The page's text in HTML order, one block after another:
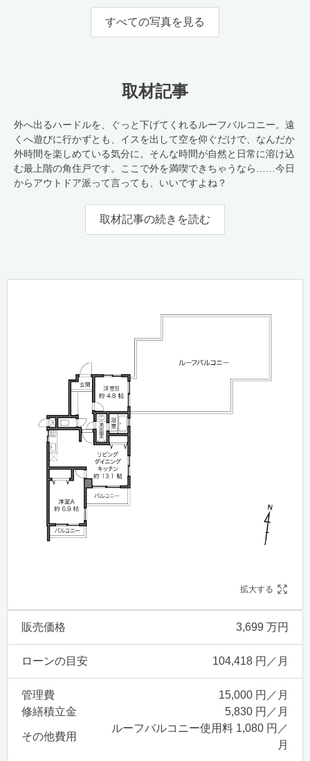
すべての写真を見る
取材記事
外へ出るハードルを、ぐっと下げてくれるルーフバルコニー。遠
くへ遊びに行かずとも、イスを出して空を仰ぐだけで、なんだか
外時間を楽しめている気分に。そんな時間が自然と日常に溶け込
む最上階の角住戸です。ここで外を満喫できちゃうなら……今日
からアウトドア派って言っても、いいですよね？
取材記事の続きを読む
拡大する
販売価格 3,699 万円
ローンの目安 104,418 円／月
管理費
15,000 円／月
修繕積立金
5,830 円／月
その他費用
ルーフバルコニー使用料 1,080 円／
月